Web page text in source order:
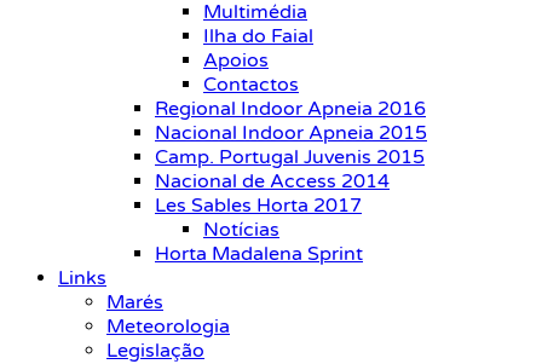
Multimédia
Ilha do Faial
Apoios
Contactos
Regional Indoor Apneia 2016
Nacional Indoor Apneia 2015
Camp. Portugal Juvenis 2015
Nacional de Access 2014
Les Sables Horta 2017
Notícias
Horta Madalena Sprint
Links
Marés
Meteorologia
Legislação